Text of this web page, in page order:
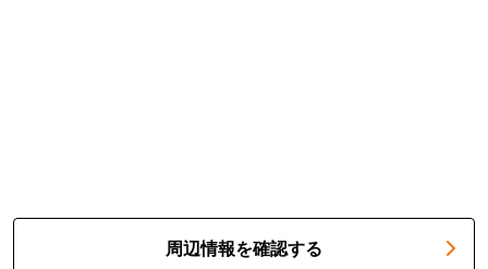
周辺情報を確認する